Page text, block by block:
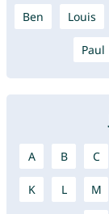
Ben Louis
Paul
A B C
K L M